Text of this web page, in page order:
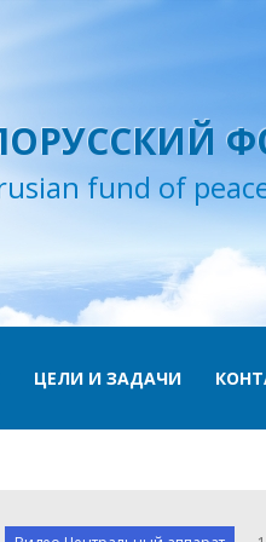
fund of
ЦЕЛИ И ЗАДАЧИ